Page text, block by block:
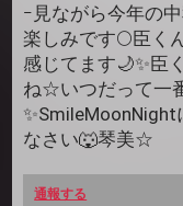
ｰ見ながら今年の
楽しみです🌕️臣く
感じてます🌙✨臣
ね☆いつだって一
なさい🐺琴美☆
通報する